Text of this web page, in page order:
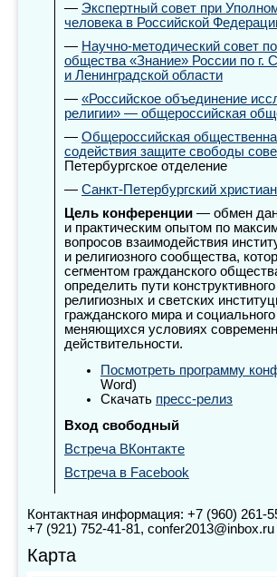
— Экспертный совет при
человека в Российской
— Научно-методический совет
общества «Знание» России по г.
и Ленинградской области
— «Российское объединение
религии» — общероссийская
— Общероссийская
содействия защите свободы
Петербургское отделение
— Санкт-Петербургский
Цель конференции — обмен
и практическим опытом по
вопросов взаимодействия
и религиозного сообщества,
сегментом гражданского
определить пути
религиозных и светских
гражданского мира и
меняющихся условиях
действительности.
Посмотреть программу
Word)
Скачать пресс-релиз
Вход свободный
Встреча ВКонтакте
Встреча в Facebook
Контактная информация: +7 (960) 261-
+7 (921) 752-41-81, confer2013@inbox.ru
Карта